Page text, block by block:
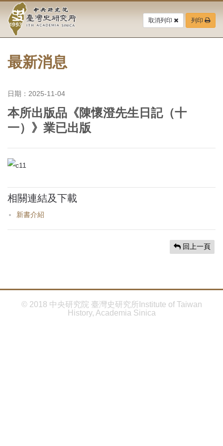
要
中
央
研
究
院-
臺
灣
史
研
究
所-
首
取消列印 列印
最新消息
日期：2025-11-04
本所出版品《陳懷澄先生日記（十
一）》業已出版
相關連結及下載
新書介紹
回上一頁
© 2018 中央研究院 臺灣史研究所Institute of Taiwan
History, Academia Sinica